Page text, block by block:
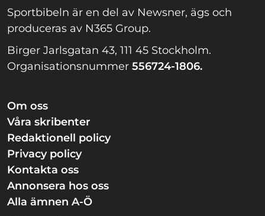
Sportbibeln är en del av Newsner, ägs och
produceras av N365 Group.
Birger Jarlsgatan 43, 111 45 Stockholm.
Organisationsnummer 556724-1806.
Om oss
Våra skribenter
Redaktionell policy
Privacy policy
Kontakta oss
Annonsera hos oss
Alla ämnen A-Ö